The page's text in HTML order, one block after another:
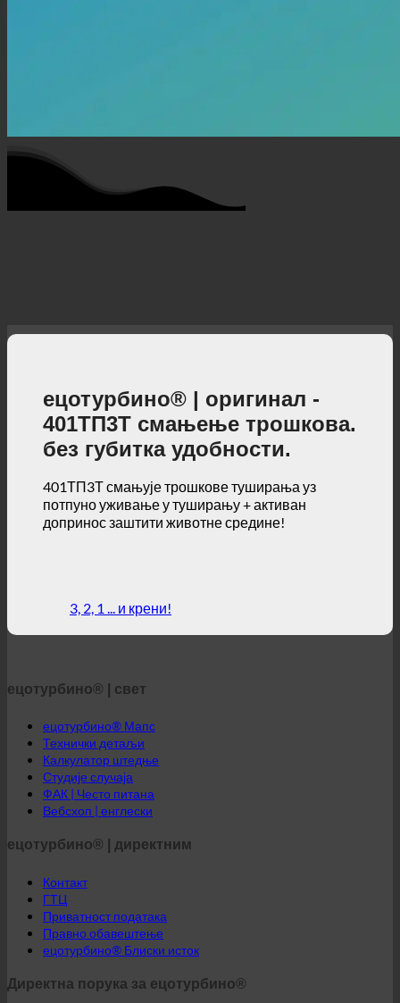
ецотурбино® | оригинал -
401ТП3Т смањење трошкова.
без губитка удобности.
401ТП3Т смањује трошкове туширања уз
ецотурбино® | свет
ецотурбино® Мапс
Технички детаљи
Калкулатор штедње
Студије случаја
Вебсхоп | енглески
ецотурбино® | директним
Контакт
ГТЦ
Приватност података
ецотурбино® Блиски исток